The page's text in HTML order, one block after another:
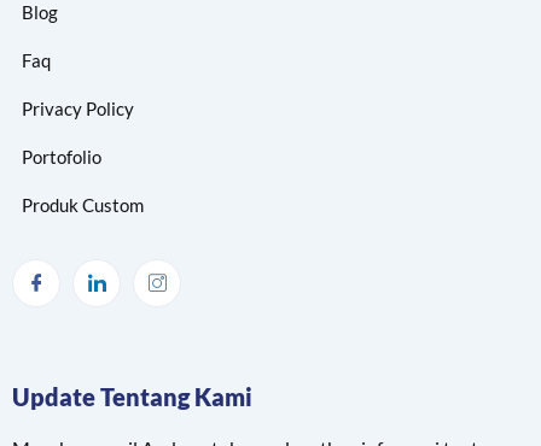
Blog
Faq
Privacy Policy
Portofolio
Produk Custom
Update Tentang Kami